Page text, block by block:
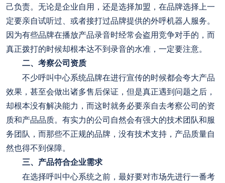
己负责。无论是企业自用，还是选择加盟，在品牌选择上一
定要亲自试听过、或者接打过品牌提供的外呼机器人服务。
因为有些品牌在播放产品录音时经常会盗用竞争对手的，而
真正拨打的时候却根本达不到录音的水准，一定要注意。
二、考察公司资质
不少呼叫中心系统品牌在进行宣传的时候都会夸大产品
效果，甚至会做出诸多售后保证，但是真正遇到问题之后，
却根本没有解决能力，而这时就务必要亲自去考察公司的资
质和产品品质。有实力的公司自然会有强大的技术团队和服
务团队，而那些不正规的品牌，没有技术支持，产品质量自
然也得不到保障。
三、产品符合企业需求
在选择呼叫中心系统之前，最好要对市场先进行一番考